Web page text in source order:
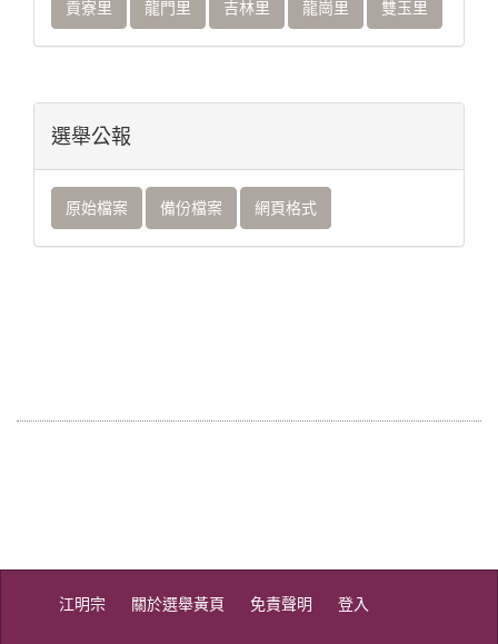
貢寮里 龍門里 吉林里 龍崗里 雙玉里
選舉公報
原始檔案 備份檔案 網頁格式
江明宗 關於選舉黃頁 免責聲明 登入